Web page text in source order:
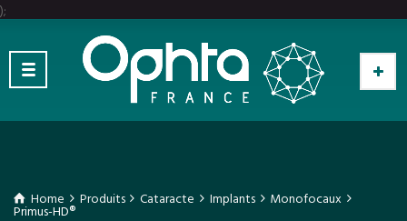
);
Home Produits Cataracte Implants Monofocaux
Primus-HD®